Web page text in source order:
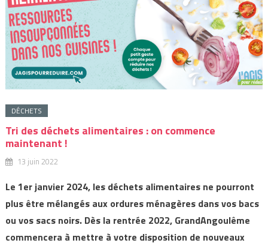
DÉCHETS
Tri des déchets alimentaires : on commence
maintenant !
13 juin 2022
Le 1er janvier 2024, les déchets alimentaires ne pourront
plus être mélangés aux ordures ménagères dans vos bacs
ou vos sacs noirs. Dès la rentrée 2022, GrandAngoulême
commencera à mettre à votre disposition de nouveaux